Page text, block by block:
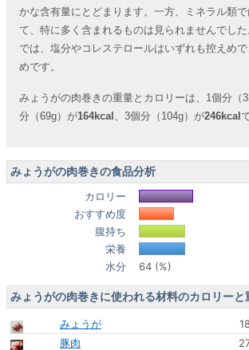
かな含有量にとどまります。一方、ミネラル類
て、特に多く含まれるものは見られませんでし
では、塩分やコレステロールはいずれも控えめ
めです。
みょうがの肉巻きの重量とカロリーは、1個分（
分（69g）が164kcal 、3個分（104g）が246kcal
みょうがの肉巻きの食品分析
カロリー
おすすめ度
腹持ち
栄養
水分
64 (%)
みょうがの肉巻きに使われる材料のカロリーと
みょうが
豚肉